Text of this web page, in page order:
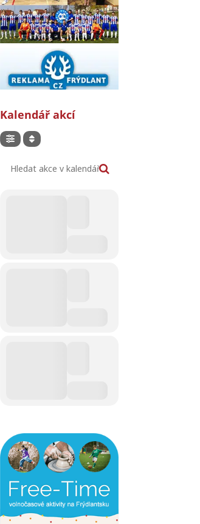
Kalendář akcí